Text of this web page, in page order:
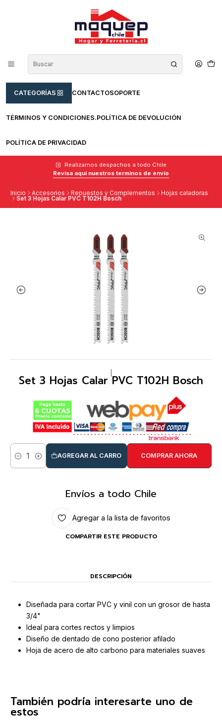
CATEGORÍAS CONTACTOSOPORTE
TÉRMINOS Y CONDICIONES.POLÍTICA DE DEVOLUCIÓN
POLÍTICA DE PRIVACIDAD
Realizamos despachos a todo Chile
Revisa aquí nuestros terminos de envío
Inicio Accesorios Repuestos y Complementos Hojas caladoras
Set 3 Hojas Calar PVC T102H Bosch
Set 3 Hojas Calar PVC T102H Bosch
Cantidad
AGREGAR AL CARRO COMPRAR AHORA
Envíos a todo Chile
Agregar a la lista de favoritos
COMPARTIR ESTE PRODUCTO
DESCRIPCIÓN
Diseñada para cortar PVC y vinil con un grosor de hasta
3/4"
Ideal para cortes rectos y limpios
Diseño de dentado de cono posterior afilado
Hoja de acero de alto carbono para materiales suaves
También podría interesarte uno de
estos